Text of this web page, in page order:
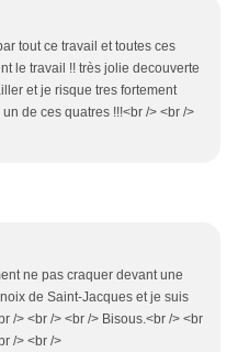
tout ce travail et toutes ces
le travail !! très jolie decouverte
et je risque tres fortement
de ces quatres !!!<br /> <br />
ne pas craquer devant une
de Saint-Jacques et je suis
/> <br /> <br /> Bisous.<br /> <br
/> <br />